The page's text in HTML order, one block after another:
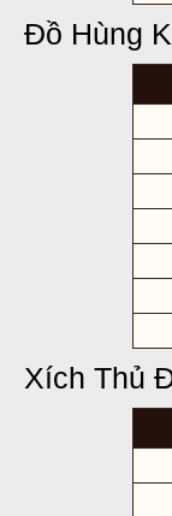
Đồ Hùng
Xích Thủ